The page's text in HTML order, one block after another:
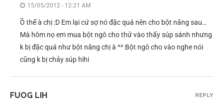
15/05/2012 - 12:21 AM
Ồ thế à chị :D Em lại cứ sợ nó đặc quá nên cho bột năng sau…
Mà hôm nọ em mua bột ngô cho thử vào thấy súp sánh nhưng
k bị đặc quá như bột năng chị à ^^ Bột ngô cho vào nghe nói
cũng k bị chảy súp hihi
FUOG LIH REPLY